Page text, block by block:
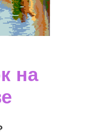
на